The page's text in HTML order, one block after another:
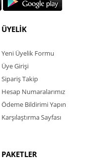
ÜYELİK
Yeni Üyelik Formu
Üye Girişi
Sipariş Takip
Hesap Numaralarımız
Ödeme Bildirimi Yapın
Karşılaştırma Sayfası
PAKETLER